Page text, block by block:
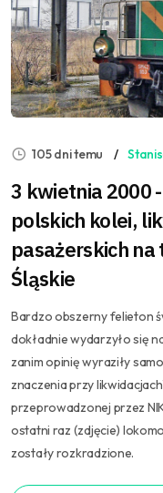
105 dni temu
3 kwietnia 2000
polskich kolei,
pasażerskich na
Śląskie
Bardzo obszerny felieton
dokładnie wydarzyło się
zanim opinię wyraziły
znaczenia przy
przeprowadzonej przez
ostatni raz (zdjęcie)
zostały rozkradzione.